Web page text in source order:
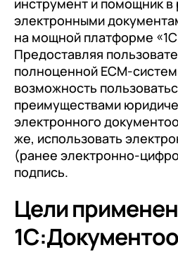
инструмент и помощник в
электронными
на мощной платформе
Предоставляя
полноценной ECM-
возможность
преимуществами
электронного
же, использовать
(ранее электронно-
подпись.
Цели
Переход с Terrasoft
1С-Битрикс 24
документооборот
1С:Кабинет сотрудника
Внутренний
1С:Документооборот 8
Управление
1С:Управление
WA:Финансист
Легкая логистика
Бизнес-аналитика (BI)
Прочие отрасли
Контакты
Релокация
Грейды
Истории успеха
Отзывы сотрудников